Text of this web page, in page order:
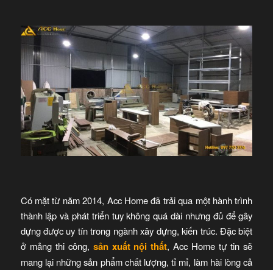
Có mặt từ năm 2014, Acc Home đã trải qua một hành trình
thành lập và phát triển tuy không quá dài nhưng đủ để gây
dựng được uy tín trong ngành xây dựng, kiến trúc. Đặc biệt
ở mảng thi công, sản xuất nội thất, Acc Home tự tin sẽ
mang lại những sản phẩm chất lượng, tỉ mỉ, làm hài lòng cả